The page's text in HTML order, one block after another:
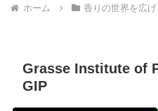
ホーム 香りの世界を広げ
Grasse Institute of
GIP